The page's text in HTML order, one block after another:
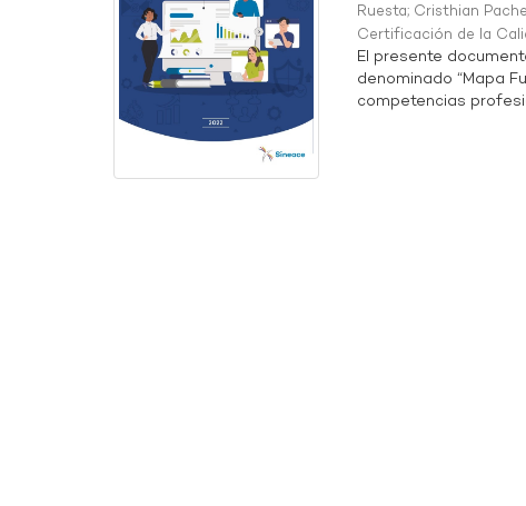
Ruesta; Cristhian
Certificación de la
El presente
denominado “Mapa
competencias